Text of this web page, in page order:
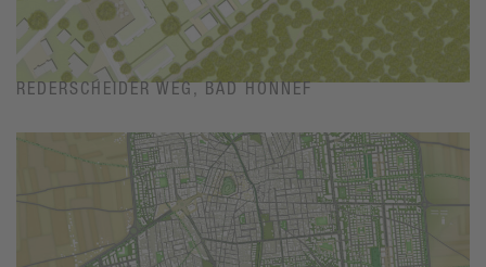
REDERSCHEIDER WEG, BAD HONNEF